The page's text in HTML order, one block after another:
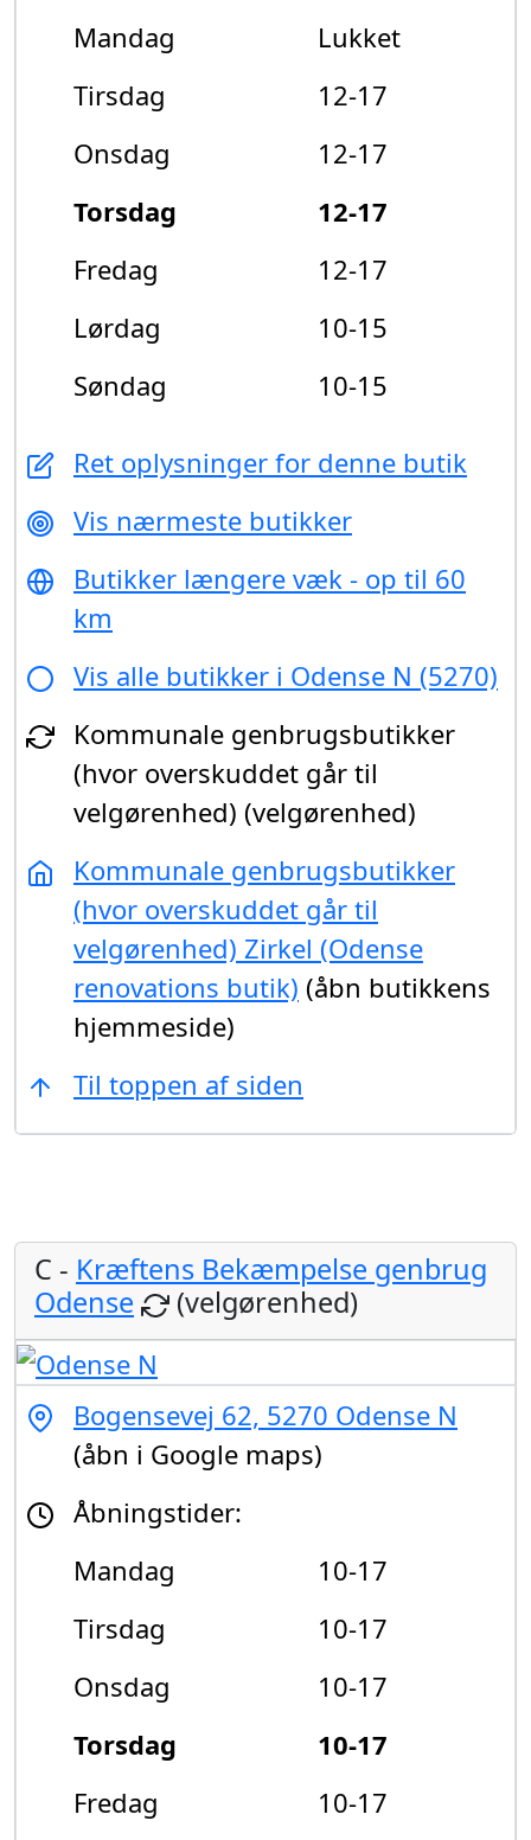
Mandag
Lukket
Tirsdag
12-17
Onsdag
12-17
Torsdag
12-17
Fredag
12-17
Lørdag
10-15
Søndag
10-15
Ret oplysninger for denne butik
Vis nærmeste butikker
Butikker længere væk - op til 60
km
Vis alle butikker i Odense N (5270)
Kommunale genbrugsbutikker
(hvor overskuddet går til
velgørenhed) (velgørenhed)
Kommunale genbrugsbutikker
(hvor overskuddet går til
velgørenhed) Zirkel (Odense
renovations butik) (åbn butikkens
hjemmeside)
Til toppen af siden
C - Kræftens Bekæmpelse genbrug
Odense
(velgørenhed)
Bogensevej 62, 5270 Odense N
(åbn i Google maps)
Åbningstider:
Mandag
10-17
Tirsdag
10-17
Onsdag
10-17
Torsdag
10-17
Fredag
10-17